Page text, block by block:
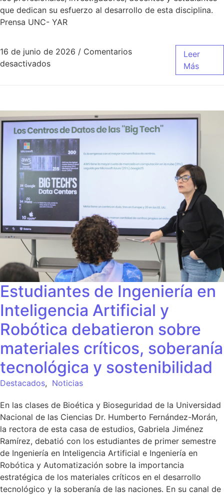
que dedican su esfuerzo al desarrollo de esta disciplina.
Prensa UNC- YAR
16 de junio de 2026 / Comentarios
desactivados
Leer
Más
Estudiantes de Ingeniería en
Inteligencia Artificial y
Robótica debatieron sobre
materiales críticos, soberanía
tecnológica y sostenibilidad
Destacados, Noticias
En las clases de Bioética y Bioseguridad de la Universidad
Nacional de las Ciencias Dr. Humberto Fernández-Morán,
la rectora de esta casa de estudios, Gabriela Jiménez
Ramírez, debatió con los estudiantes de primer semestre
de Ingeniería en Inteligencia Artificial e Ingeniería en
Robótica y Automatización sobre la importancia
estratégica de los materiales críticos en el desarrollo
tecnológico y la soberanía de las naciones. En su canal de